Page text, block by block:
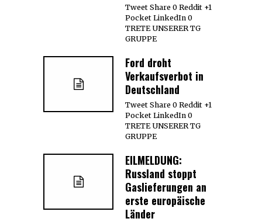
Tweet Share 0 Reddit +1
Pocket LinkedIn 0
TRETE UNSERER TG
GRUPPE
Ford droht
Verkaufsverbot in
Deutschland
Tweet Share 0 Reddit +1
Pocket LinkedIn 0
TRETE UNSERER TG
GRUPPE
EILMELDUNG:
Russland stoppt
Gaslieferungen an
erste europäische
Länder